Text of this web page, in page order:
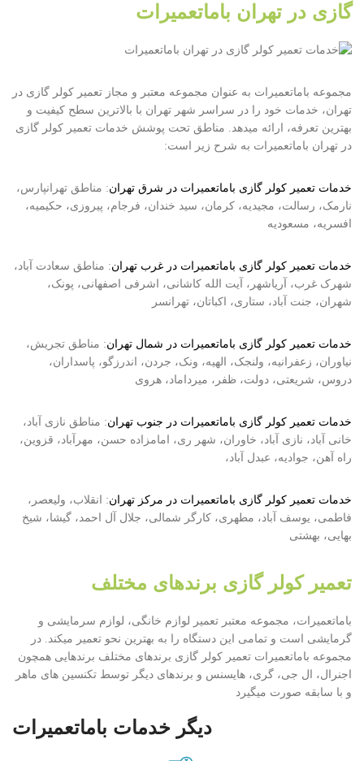
گازی در تهران باماتعمیرات
مجموعه باماتعمیرات به عنوان مجموعه معتبر و مجاز تعمیر کولر گازی در
تهران، خدمات خود را در سراسر شهر تهران با بالاترین سطح کیفیت و
بهترین تعرفه، ارائه میدهد. مناطق تحت پوشش خدمات تعمیر کولر گازی
در تهران باماتعمیرات به شرح زیر است:
خدمات تعمیر کولر گازی باماتعمیرات در شرق تهران: مناطق تهرانپارس،
نارمک، رسالت، مجیدیه، کرمان، سید خندان، فرجام، پیروزی، حکیمیه،
افسریه، مسعودیه
خدمات تعمیر کولر گازی باماتعمیرات در غرب تهران: مناطق سعادت آباد،
شهرک غرب، آریاشهر، آیت الله کاشانی، اشرفی اصفهانی، پونک،
شهران، جنت آباد، ستاری، اکباتان، تهرانسر
خدمات تعمیر کولر گازی باماتعمیرات در شمال تهران: مناطق تجریش،
نیاوران، زعفرانیه، ولنجک، الهیه، ونک، جردن، اندرزگو، پاسداران،
دروس، شریعتی، دولت، ظفر، میرداماد، هروی
خدمات تعمیر کولر گازی باماتعمیرات در جنوب تهران: مناطق نازی آباد،
خانی آباد، نازی آباد، خاوران، شهر ری، امامزاده حسن، مهرآباد، قزوین،
راه آهن، جوادیه، عبدل آباد،
خدمات تعمیر کولر گازی باماتعمیرات در مرکز تهران: انقلاب، ولیعصر،
فاطمی، یوسف آباد، مطهری، کارگر شمالی، جلال آل احمد، گیشا، شیخ
بهایی، بهشتی
تعمیر کولر گازی برندهای مختلف
باماتعمیرات، مجموعه معتبر تعمیر لوازم خانگی، لوازم سرمایشی و
گرمایشی است و تمامی این دستگاه را به بهترین نحو تعمیر میکند. در
مجموعه باماتعمیرات تعمیر کولر گازی برندهای مختلف برندهایی همچون
اجنرال، ال جی، گری، هایسنس و برندهای دیگر توسط تکنسین های ماهر
و با سابقه صورت میگیرد
دیگر خدمات باماتعمیرات